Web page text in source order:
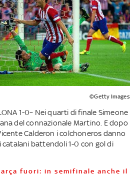
©Getty Images
1-0– Nei quarti di finale Simeone
del connazionale Martino. E dopo
Calderon i colchoneros danno
catalani battendoli 1-0 con gol di